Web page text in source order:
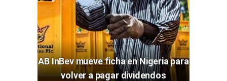
AB InBev mueve ficha en Nigeria para
volver a pagar dividendos